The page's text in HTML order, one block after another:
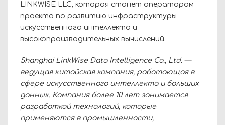
LINKWISE LLC, которая станет оператором
проекта по развитию инфраструктуры
искусственного интеллекта и
высокопроизводительных вычислений.
Shanghai LinkWise Data Intelligence Co., Ltd. —
ведущая китайская компания, работающая в
сфере искусственного интеллекта и больших
данных. Компания более 10 лет занимается
разработкой технологий, которые
применяются в промышленности,